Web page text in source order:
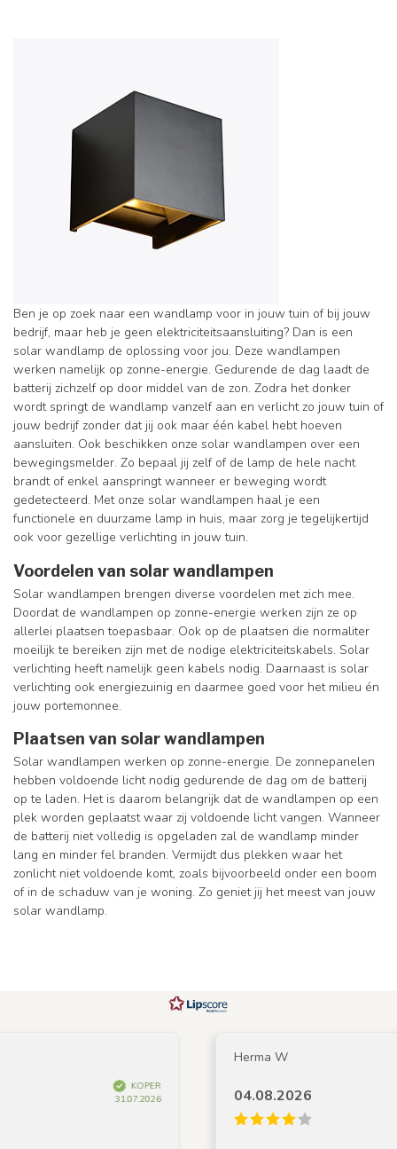
Ben je op zoek naar een wandlamp voor in jouw tuin of bij jouw
bedrijf, maar heb je geen elektriciteitsaansluiting? Dan is een
solar wandlamp de oplossing voor jou. Deze wandlampen
werken namelijk op zonne-energie. Gedurende de dag laadt de
batterij zichzelf op door middel van de zon. Zodra het donker
wordt springt de wandlamp vanzelf aan en verlicht zo jouw tuin of
jouw bedrijf zonder dat jij ook maar één kabel hebt hoeven
aansluiten. Ook beschikken onze solar wandlampen over een
bewegingsmelder. Zo bepaal jij zelf of de lamp de hele nacht
brandt of enkel aanspringt wanneer er beweging wordt
gedetecteerd. Met onze solar wandlampen haal je een
functionele en duurzame lamp in huis, maar zorg je tegelijkertijd
ook voor gezellige verlichting in jouw tuin.
Voordelen van solar wandlampen
Solar wandlampen brengen diverse voordelen met zich mee.
Doordat de wandlampen op zonne-energie werken zijn ze op
allerlei plaatsen toepasbaar. Ook op de plaatsen die normaliter
moeilijk te bereiken zijn met de nodige elektriciteitskabels. Solar
verlichting heeft namelijk geen kabels nodig. Daarnaast is solar
verlichting ook energiezuinig en daarmee goed voor het milieu én
jouw portemonnee.
Plaatsen van solar wandlampen
Solar wandlampen werken op zonne-energie. De zonnepanelen
hebben voldoende licht nodig gedurende de dag om de batterij
op te laden. Het is daarom belangrijk dat de wandlampen op een
plek worden geplaatst waar zij voldoende licht vangen. Wanneer
de batterij niet volledig is opgeladen zal de wandlamp minder
lang en minder fel branden. Vermijdt dus plekken waar het
zonlicht niet voldoende komt, zoals bijvoorbeeld onder een boom
of in de schaduw van je woning. Zo geniet jij het meest van jouw
solar wandlamp.
KOPER
Herma W
04.08.2026